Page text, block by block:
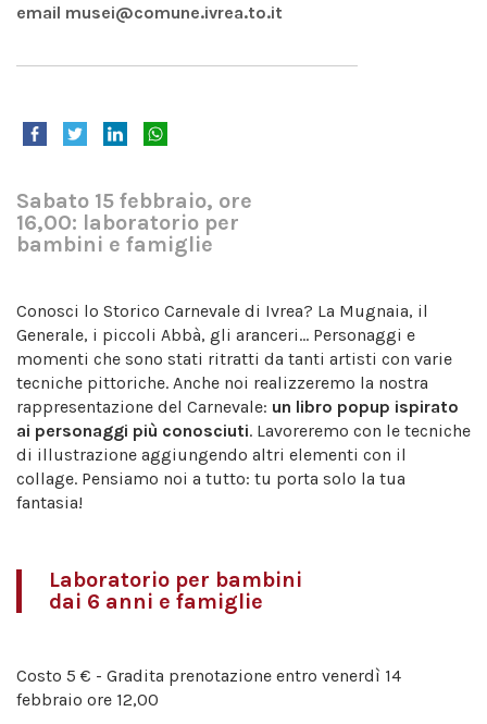
email musei@comune.ivrea.to.it
Sabato 15 febbraio, ore
16,00: laboratorio per
bambini e famiglie
Conosci lo Storico Carnevale di Ivrea? La Mugnaia, il
Generale, i piccoli Abbà, gli aranceri... Personaggi e
momenti che sono stati ritratti da tanti artisti con varie
tecniche pittoriche. Anche noi realizzeremo la nostra
rappresentazione del Carnevale: un libro popup ispirato
ai personaggi più conosciuti. Lavoreremo con le tecniche
di illustrazione aggiungendo altri elementi con il
collage. Pensiamo noi a tutto: tu porta solo la tua
fantasia!
Laboratorio per bambini
dai 6 anni e famiglie
Costo 5 € - Gradita prenotazione entro venerdì 14
febbraio ore 12,00